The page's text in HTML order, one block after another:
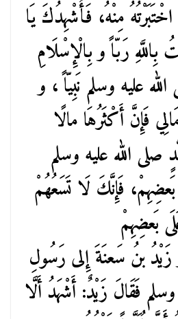
مِنْهُ، فَأُشْهِدُكَ يَا
رَبّاً و بِالْإِسْلَامِ
عليه وسلم نَبِيّاً ، و
فَإِنَّ أَكْثَرُهَا مالًا
صلى الله عليه وسلم
فَإِنَّكَ لَا تَسَعُهُمْ
بَعضِهِمْ
بنُ سَعنَةَ إِلى رَسُولِ
وسلم فَقَالَ زَيْدٌ: أَشْهَدُ أَلَّا